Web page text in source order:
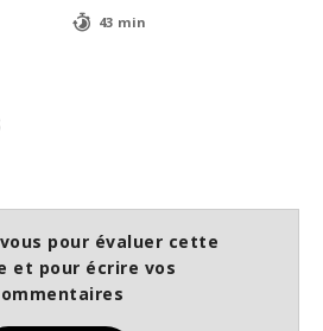
43 min
pour évaluer cette
et pour écrire vos